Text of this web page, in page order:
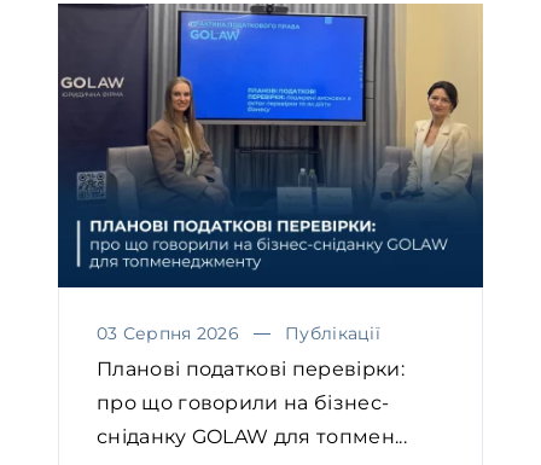
03 Серпня 2026 Публікації
Планові податкові перевірки:
про що говорили на бізнес-
сніданку GOLAW для топмен...